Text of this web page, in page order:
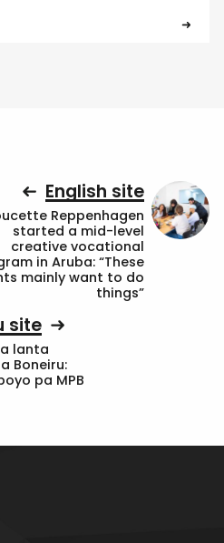
English site
Reppenhagen
started a mid-level
creative vocational
in Aruba: “These
mainly want to do
things”
site
lanta
Boneiru:
pa MPB